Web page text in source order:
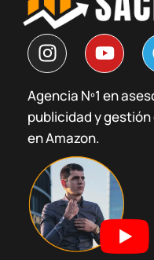
I
n
s
t
a
g
r
a
m
Y
o
u
t
u
e
Agencia Nº1 en
publicidad y
en Amazon.